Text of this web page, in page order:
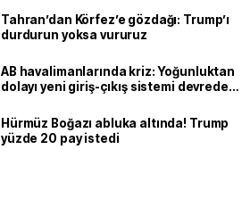
Tahran’dan Körfez’e gözdağı: Trump’ı
durdurun yoksa vururuz
AB havalimanlarında kriz: Yoğunluktan
dolayı yeni giriş-çıkış sistemi devreden
Hürmüz Boğazı abluka altında! Trump
yüzde 20 pay istedi